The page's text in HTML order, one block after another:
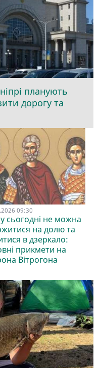
планують
дорогу та
09:30
сьогодні не можна
на долю та
в дзеркало:
прикмети на
Вітрогона